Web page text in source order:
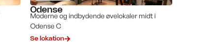
Odense
Moderne og indbydende øvelokaler midt i
Odense C
Se lokation